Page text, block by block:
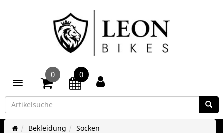
Toggle navigation
0 0
Bekleidung Socken